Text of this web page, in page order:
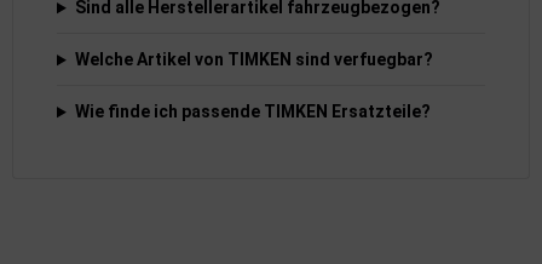
Sind alle Herstellerartikel fahrzeugbezogen?
Welche Artikel von TIMKEN sind verfuegbar?
Wie finde ich passende TIMKEN Ersatzteile?